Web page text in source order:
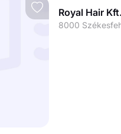
Royal Hair Kft.
8000